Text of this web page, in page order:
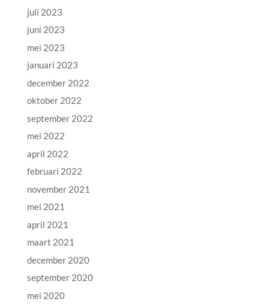
juli 2023
juni 2023
mei 2023
januari 2023
december 2022
oktober 2022
september 2022
mei 2022
april 2022
februari 2022
november 2021
mei 2021
april 2021
maart 2021
december 2020
september 2020
mei 2020